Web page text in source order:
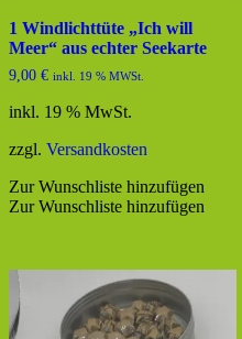
1 Windlichttüte „Ich will
Meer“ aus echter Seekarte
9,00 € inkl. 19 % MWSt.
inkl. 19 % MwSt.
zzgl. Versandkosten
Zur Wunschliste hinzufügen
Zur Wunschliste hinzufügen